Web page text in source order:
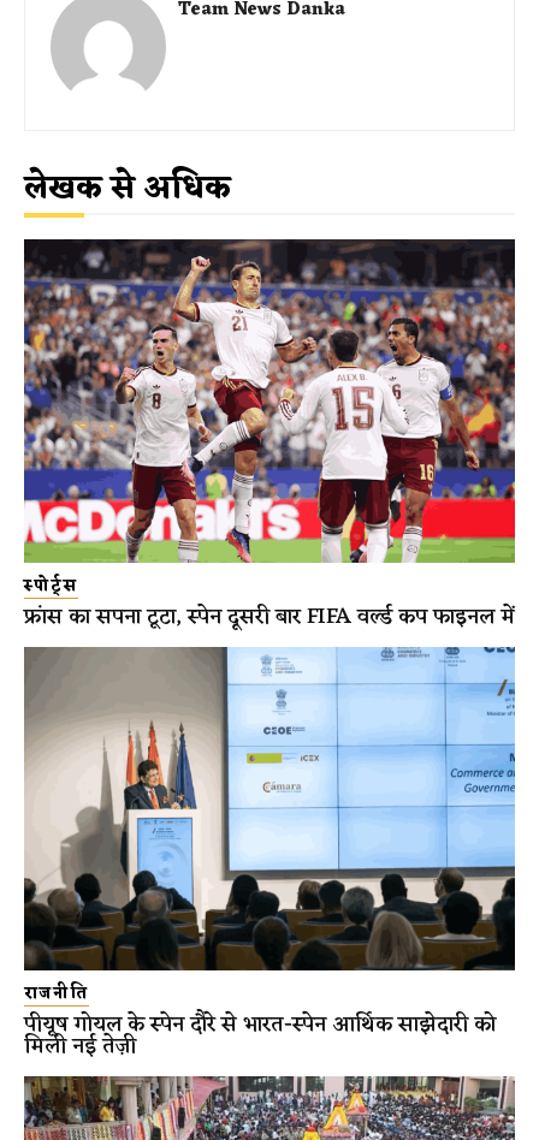
Team News Danka
लेखक से अधिक
स्पोर्ट्स
फ्रांस का सपना टूटा, स्पेन दूसरी बार FIFA वर्ल्ड कप फाइनल में
राजनीति
पीयूष गोयल के स्पेन दौरे से भारत-स्पेन आर्थिक साझेदारी को
मिली नई तेज़ी